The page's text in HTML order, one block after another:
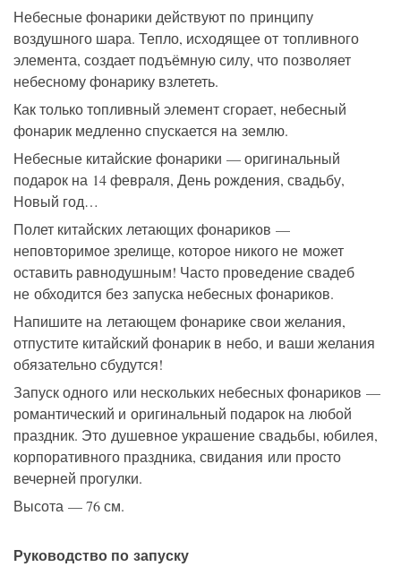
Небесные фонарики действуют по принципу
воздушного шара. Тепло, исходящее от топливного
элемента, создает подъёмную силу, что позволяет
небесному фонарику взлететь.
Как только топливный элемент сгорает, небесный
фонарик медленно спускается на землю.
Небесные китайские фонарики — оригинальный
подарок на 14 февраля, День рождения, свадьбу,
Новый год…
Полет китайских летающих фонариков —
неповторимое зрелище, которое никого не может
оставить равнодушным! Часто проведение свадеб
не обходится без запуска небесных фонариков.
Напишите на летающем фонарике свои желания,
отпустите китайский фонарик в небо, и ваши желания
обязательно сбудутся!
Запуск одного или нескольких небесных фонариков —
романтический и оригинальный подарок на любой
праздник. Это душевное украшение свадьбы, юбилея,
корпоративного праздника, свидания или просто
вечерней прогулки.
Высота — 76 см.
Руководство по запуску